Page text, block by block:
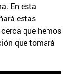
En esta
estas
que hemos
que tomará